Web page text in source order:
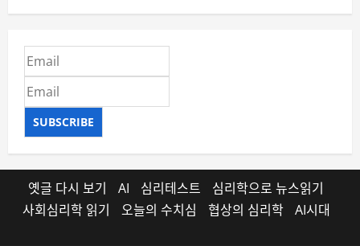
SUBSCRIBE
옛글 다시 보기 AI 심리테스트
심리학으로 뉴스읽기
사회심리학 읽기
오늘의 수치심 협상의 심리학 AI시대